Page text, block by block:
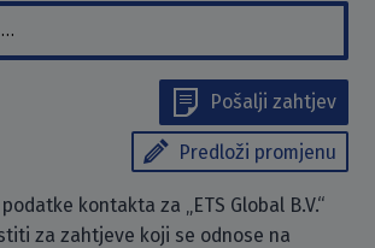
Pošalji zahtjev
Predloži promjenu
kontakta za „ETS Global B.V.“
za zahtjeve koji se odnose na